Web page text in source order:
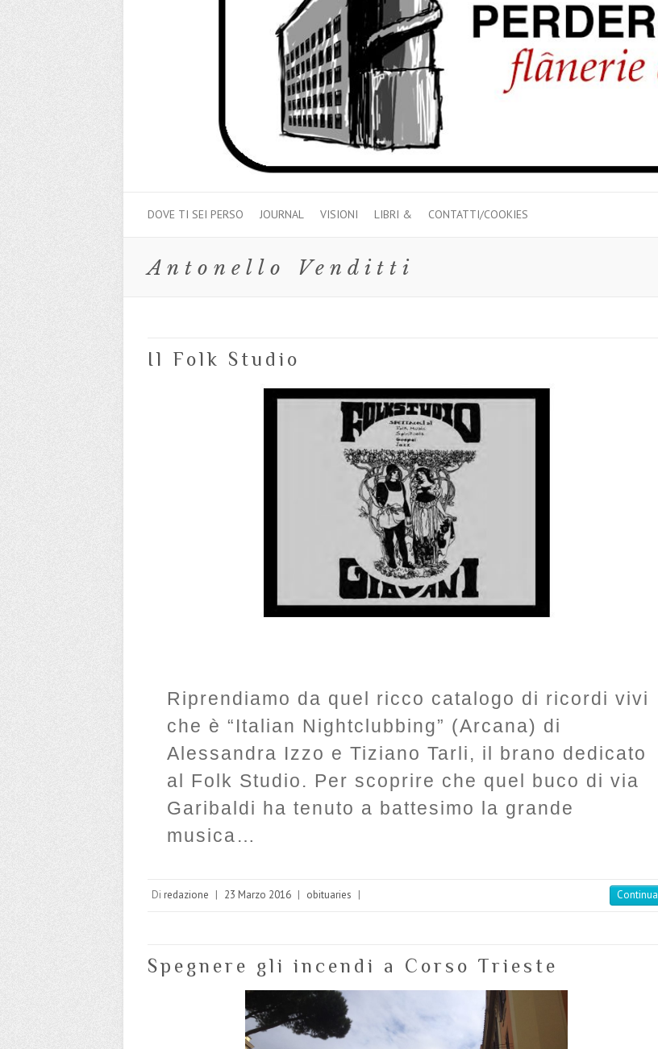
DOVE TI SEI PERSO JOURNAL VISIONI LIBRI & CONTATTI/COOKIES
Antonello Venditti
Il Folk Studio
Riprendiamo da quel ricco catalogo di ricordi vivi
che è “Italian Nightclubbing” (Arcana) di
Alessandra Izzo e Tiziano Tarli, il brano dedicato
al Folk Studio. Per scoprire che quel buco di via
Garibaldi ha tenuto a battesimo la grande
musica…
Di redazione | 23 Marzo 2016 | obituaries | Continua
Spegnere gli incendi a Corso Trieste